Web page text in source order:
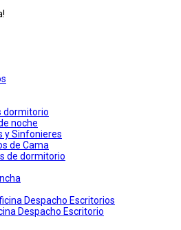
dormitorio
noche
y Sinfonieres
de Cama
de dormitorio
Despacho Escritorios
Despacho Escritorio